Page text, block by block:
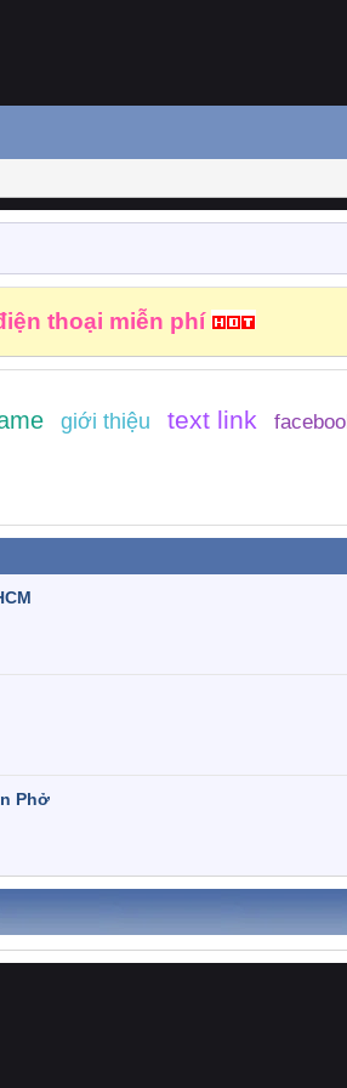
thoại miễn phí
giới thiệu text link
Phở